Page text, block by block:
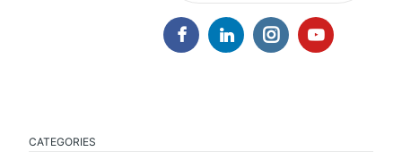
CATEGORIES